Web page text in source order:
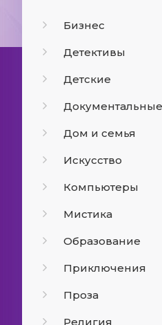
Бизнес
Детективы
Детские
Документальные
Дом и семья
Искусство
Компьютеры
Мистика
Образование
Приключения
Проза
Религия